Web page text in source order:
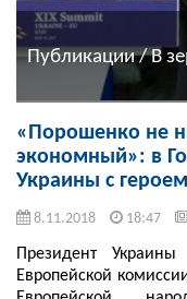
Публикации / В
«Порошенко не
экономный»: в
Украины с
8.11.2018 18:47
Президент
Европейской